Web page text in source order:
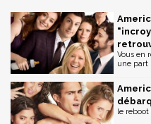
Vous en
une part
le